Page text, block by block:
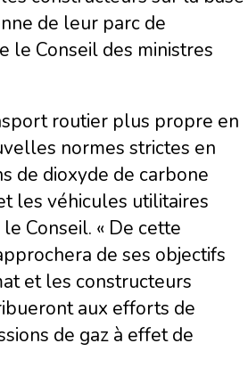
de leur parc de
le Conseil des ministres
routier plus propre en
normes strictes en
de dioxyde de carbone
les véhicules utilitaires
Conseil. « De cette
de ses objectifs
et les constructeurs
aux efforts de
de gaz à effet de